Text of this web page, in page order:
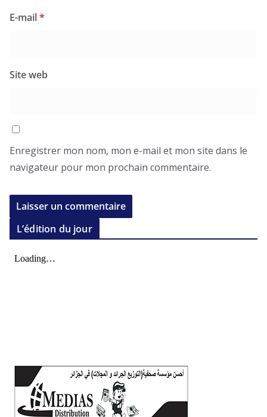
E-mail*
Site web
Enregistrer mon nom, mon e-mail et mon site dans le
navigateur pour mon prochain commentaire.
L’édition du jour